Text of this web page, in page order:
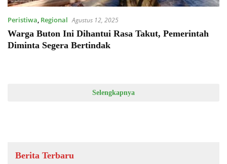
Peristiwa, Regional Agustus 12, 2025
Warga Buton Ini Dihantui Rasa Takut, Pemerintah
Diminta Segera Bertindak
Selengkapnya
Berita Terbaru